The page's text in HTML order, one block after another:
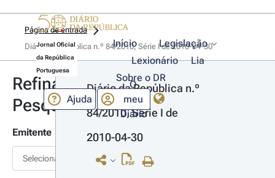
Jornal Oficial
da República
Portuguesa
Início
Legislação
Lexionário
Lia
Sobre o DR
Ajuda
O
meu
Diário
Página de entrada
Diário da República n.º 84/2010, Série I de 2010-04-30
Refinar
Pesquisa
Emitente
Selecionar
Diário da República n.º
84/2010, Série I de
2010-04-30